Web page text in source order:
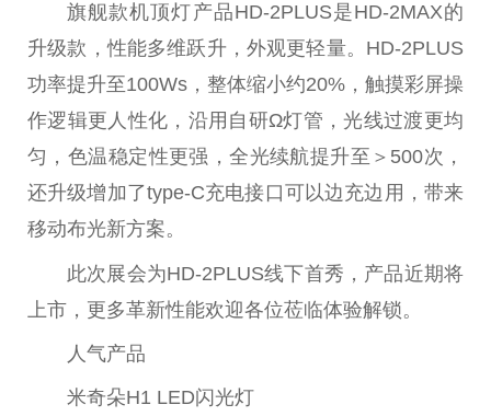
旗舰款机顶灯产品HD-2PLUS是HD-2MAX的
升级款，性能多维跃升，外观更轻量。HD-2PLUS
功率提升至100Ws，整体缩小约20%，触摸彩屏操
作逻辑更人性化，沿用自研Ω灯管，光线过渡更均
匀，色温稳定性更强，全光续航提升至＞500次，
还升级增加了type-C充电接口可以边充边用，带来
移动布光新方案。
此次展会为HD-2PLUS线下首秀，产品近期将
上市，更多革新性能欢迎各位莅临体验解锁。
人气产品
米奇朵H1 LED闪光灯